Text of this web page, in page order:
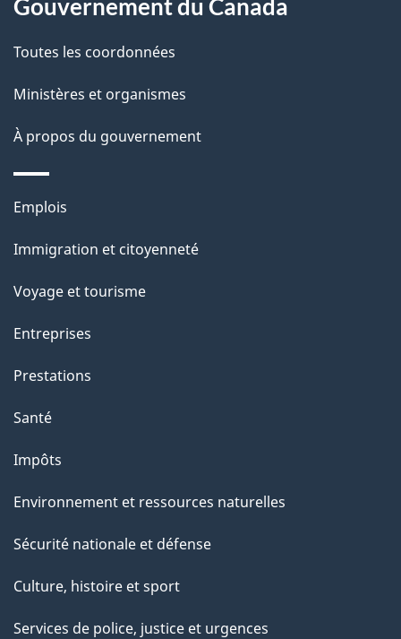
a
g
e
a
c
i
o
s
u
e
t
e
a
g
Gouvernement du Canada
Toutes les coordonnées
Ministères et organismes
À propos du gouvernement
Thèmes
sujets
Emplois
Immigration et citoyenneté
Voyage et tourisme
Entreprises
Prestations
Santé
Impôts
Environnement et ressources naturelles
Sécurité nationale et défense
Culture, histoire et sport
Services de police, justice et urgences